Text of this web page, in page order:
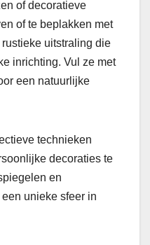
of decoratieve
of te beplakken met
uitstraling die
inrichting. Vul ze met
een natuurlijke
technieken
decoraties te
en
unieke sfeer in